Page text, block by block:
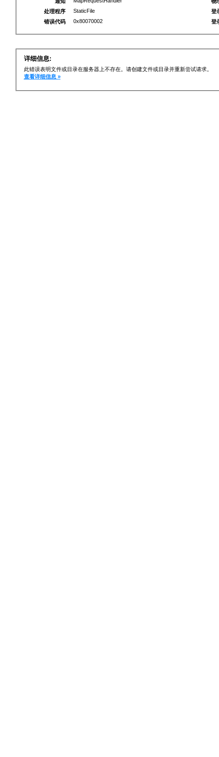
处理程序
StaticFile
错误代码
0x80070002
登
登
详细信息:
此错误表明文件或目录在服务器上不存在。请创建文件或目录并重新尝试请求。
查看详细信息 »